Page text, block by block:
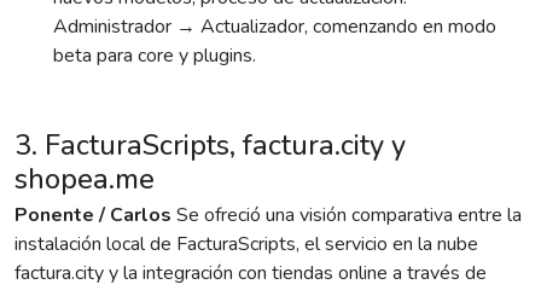
Administrador → Actualizador, comenzando en modo
beta para core y plugins.
3. FacturaScripts, factura.city y
shopea.me
Ponente / Carlos Se ofreció una visión comparativa entre la
instalación local de FacturaScripts, el servicio en la nube
factura.city y la integración con tiendas online a través de